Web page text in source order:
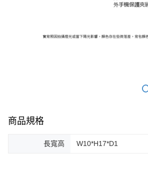
商品規格
長寬高 W10*H17*D1